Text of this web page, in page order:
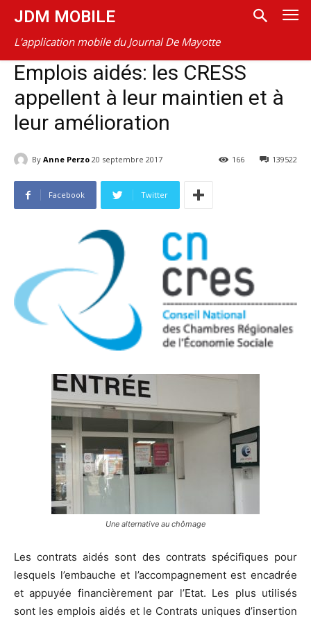
JDM MOBILE
L'application mobile du Journal De Mayotte
Emplois aidés: les CRESS
appellent à leur maintien et à
leur amélioration
By Anne Perzo 20 septembre 2017 139522
166
Facebook Twitter
Une alternative au chômage
Les contrats aidés sont des contrats spécifiques pour
lesquels l’embauche et l’accompagnement est encadrée
et appuyée financièrement par l’Etat. Les plus utilisés
sont les emplois aidés et le Contrats uniques d’insertion